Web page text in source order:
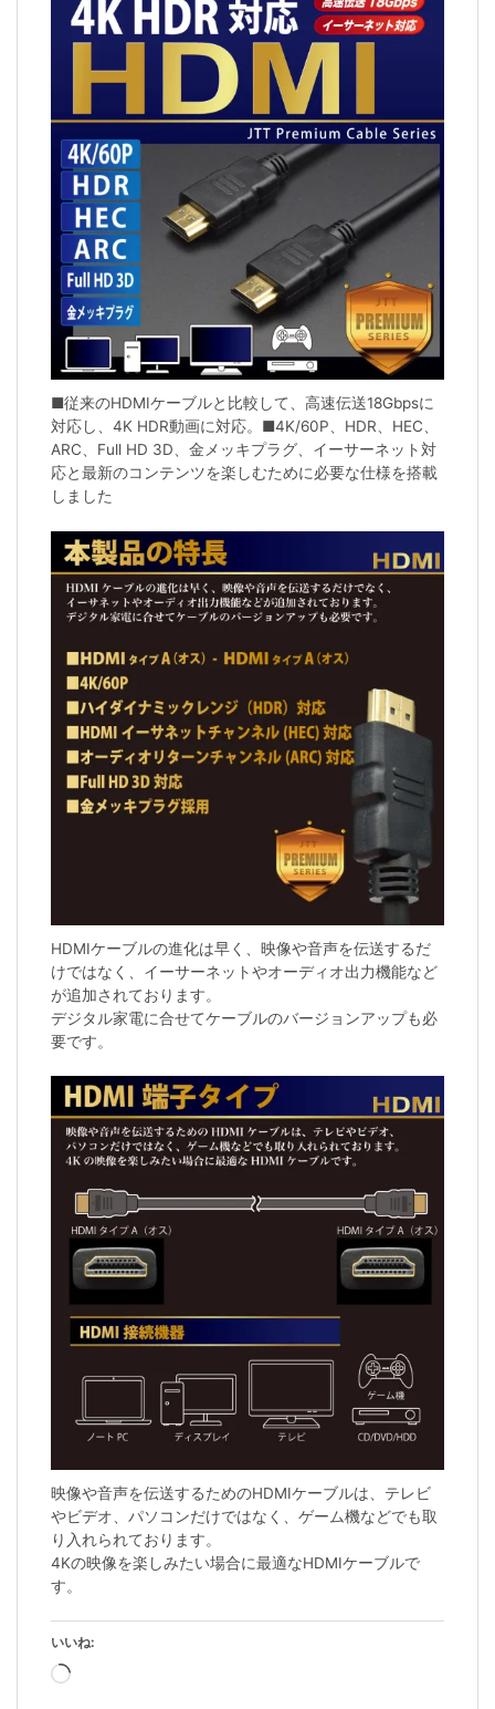
■従来のHDMIケーブルと比較して、高速伝送18Gbpsに
対応し、4K HDR動画に対応。■4K/60P、HDR、HEC、
ARC、Full HD 3D、金メッキプラグ、イーサーネット対
応と最新のコンテンツを楽しむために必要な仕様を搭載
しました
HDMIケーブルの進化は早く、映像や音声を伝送するだ
けではなく、イーサーネットやオーディオ出力機能など
が追加されております。
デジタル家電に合せてケーブルのバージョンアップも必
要です。
映像や音声を伝送するためのHDMIケーブルは、テレビ
やビデオ、パソコンだけではなく、ゲーム機などでも取
り入れられております。
4Kの映像を楽しみたい場合に最適なHDMIケーブルで
す。
いいね:
読